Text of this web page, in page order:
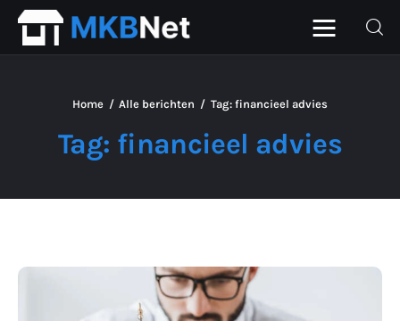
Tag: financieel advies
Home Alle berichten Tag: financieel advies
ICT
Personeel